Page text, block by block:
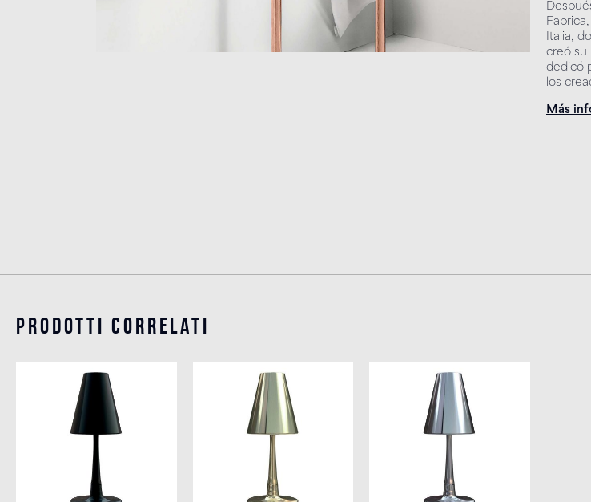
Italia,
creó su
dedicó
los
Más
Prodotti Correlati